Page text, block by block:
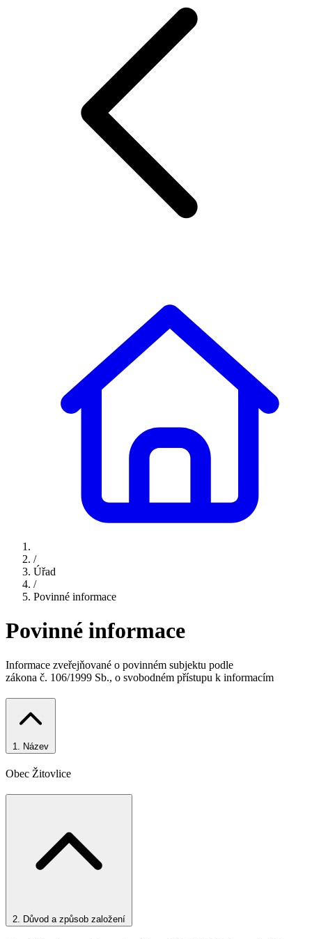
/
Úřad
/
Povinné informace
Povinné informace
Informace zveřejňované o povinném subjektu podle
zákona č. 106/1999 Sb., o svobodném přístupu k informacím
1. Název
Obec Žitovlice
2. Důvod a způsob založení